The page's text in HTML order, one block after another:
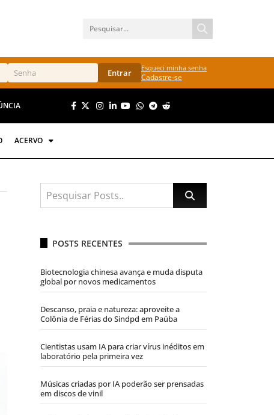
Entrar Esqueci minha senha
Cadastre-se
ACERVO
POSTS RECENTES
Biotecnologia chinesa avança e muda disputa
global por novos medicamentos
Descanso, praia e natureza: aproveite a
Colônia de Férias do Sindpd em Paúba
Cientistas usam IA para criar vírus inéditos em
laboratório pela primeira vez
Músicas criadas por IA poderão ser prensadas
em discos de vinil